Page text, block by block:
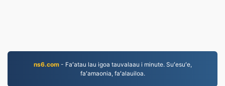
ns6.com- Faʻatau lau igoa tauvalaau i minute. Suʻesuʻe,
faʻamaonia, faʻalauiloa.